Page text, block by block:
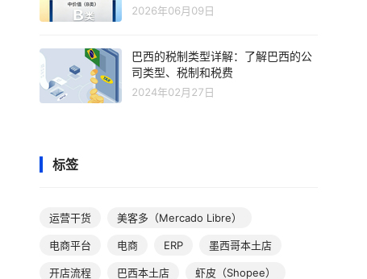
2026年06月09日
巴西的税制类型详解：了解巴西的公
司类型、税制和税费
2024年02月27日
标签
运营干货 美客多（Mercado Libre）
电商平台 电商 ERP 墨西哥本土店
开店流程 巴西本土店 虾皮（Shopee）